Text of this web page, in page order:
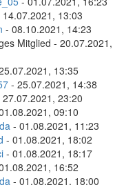
14.07.2021, 13:03
- 08.10.2021, 14:23
Mitglied - 20.07.2021,
13:35
- 25.07.2021, 14:38
27.07.2021, 23:20
09:10
- 01.08.2021, 11:23
- 01.08.2021, 18:02
- 01.08.2021, 18:17
16:52
- 01.08.2021, 18:00